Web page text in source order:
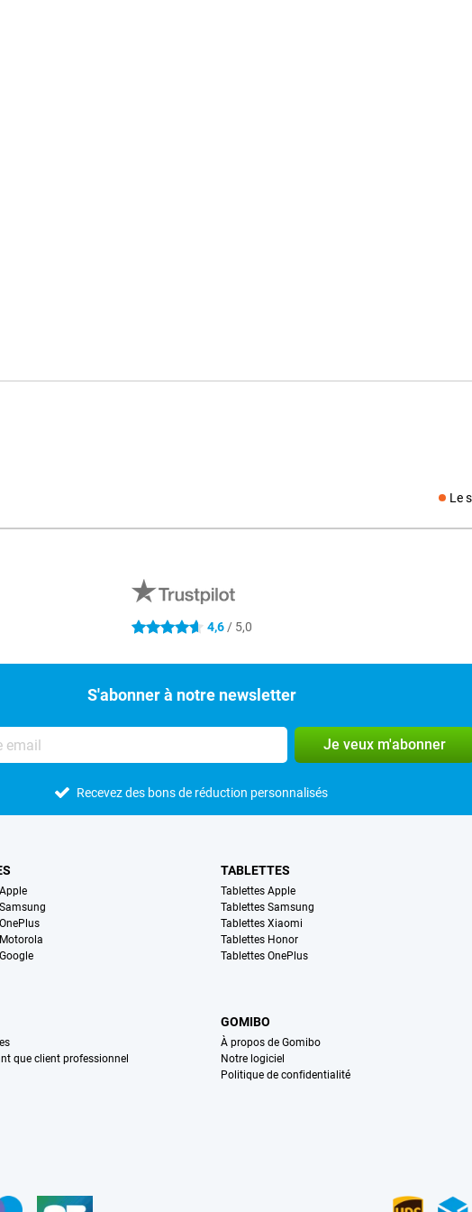
Le
Média
4.6 étoiles 4,6 / 5,0
S'abonner à notre newsletter
Je veux m'abonner
Recevez des bons de réduction personnalisés
TABLETTES
Tablettes Apple
Tablettes Samsung
Tablettes Xiaomi
Tablettes Honor
Tablettes OnePlus
que client professionnel
GOMIBO
À propos de Gomibo
Notre logiciel
Politique de confidentialité